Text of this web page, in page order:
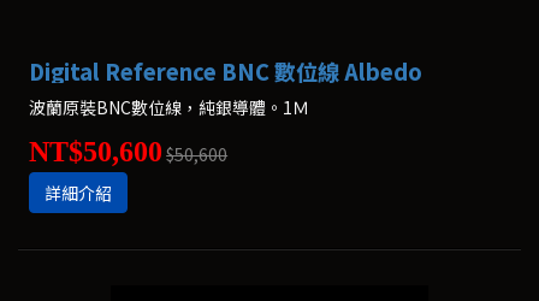
Digital Reference BNC 數位線 Albedo
波蘭原裝BNC數位線，純銀導體。1Ｍ
NT$50,600 $50,600
詳細介紹